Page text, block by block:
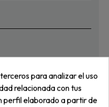
privacidad
para analizar el uso
relacionada con tus
perfil elaborado a partir de